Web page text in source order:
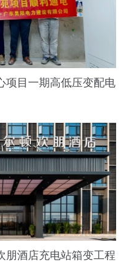
项目一期高低压变配电
朋酒店充电站箱变工程